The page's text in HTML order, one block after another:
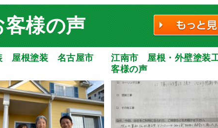
客様の声
屋根塗装 名古屋市
江南市 屋根・外壁塗装
客様の声